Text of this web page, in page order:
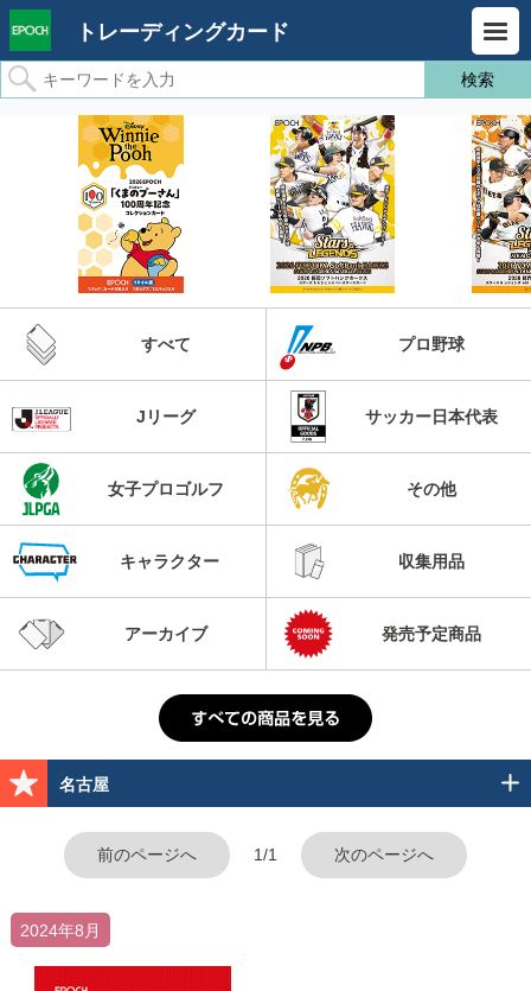
トレーディングカード
すべて プロ野球
Jリーグ サッカー日本代表
女子プロゴルフ その他
キャラクター 収集用品
アーカイブ 発売予定商品
名古屋
前のページへ 1/1 次のページへ
2024年8月